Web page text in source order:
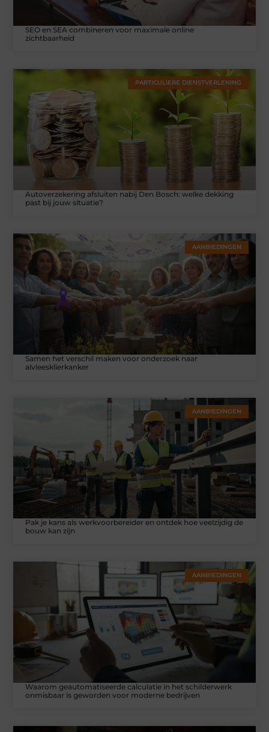
SEO en SEA combineren voor maximale online
zichtbaarheid
PARTICULIERE DIENSTVERLENING
Autoverzekering afsluiten nabij Den Bosch: welke dekking
past bij jouw situatie?
AANBIEDINGEN
Samen het verschil maken voor onderzoek naar
alvleesklierkanker
AANBIEDINGEN
Pak je kans als werkvoorbereider en ontdek hoe veelzijdig de
bouw kan zijn
AANBIEDINGEN
Waarom geautomatiseerde calculatie in het schilderwerk
onmisbaar is geworden voor moderne bedrijven